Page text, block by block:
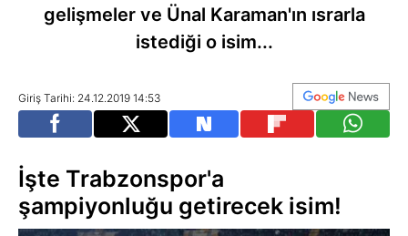
gelişmeler ve Ünal Karaman'ın ısrarla
istediği o isim...
Giriş Tarihi: 24.12.2019 14:53
İşte Trabzonspor'a
şampiyonluğu getirecek isim!